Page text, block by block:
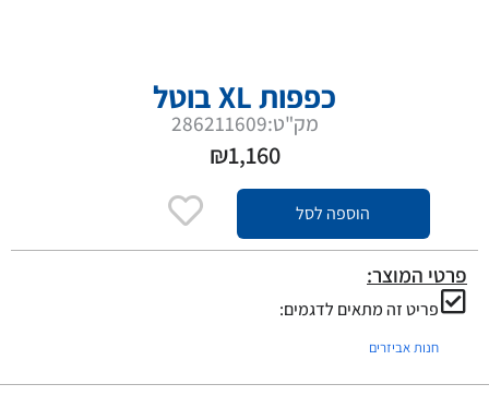
כפפות XL בוטל
מק"ט:286211609
₪1,160
הוספה לסל
פרטי המוצר:
פריט זה מתאים לדגמים:
חנות אביזרים